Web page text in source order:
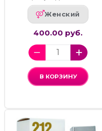
Женский
400.00 руб.
В КОРЗИНУ